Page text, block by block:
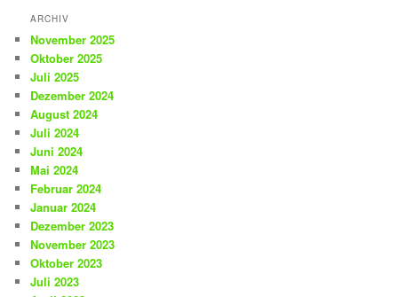
ARCHIV
November 2025
Oktober 2025
Juli 2025
Dezember 2024
August 2024
Juli 2024
Juni 2024
Mai 2024
Februar 2024
Januar 2024
Dezember 2023
November 2023
Oktober 2023
Juli 2023